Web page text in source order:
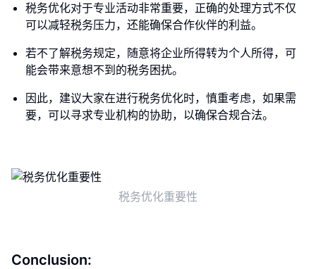
税务优化对于专业活动非常重要，正确的处理方式不仅
可以减轻税务压力，还能确保合作伙伴的利益。
若不了解税务规定，随意将企业所得转为个人所得，可
能会带来意想不到的税务困扰。
因此，建议大家在进行税务优化时，慎重考虑，如果需
要，可以寻求专业机构的协助，以确保合规合法。
税务优化重要性
Conclusion: